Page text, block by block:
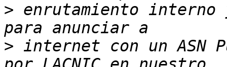
> enrutamiento
> internet con un ASN